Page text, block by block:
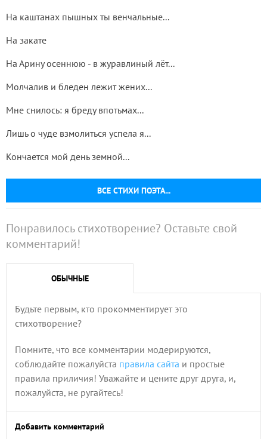
ВСЕ СТИХИ ПОЭТА...
На каштанах пышных ты венчальные...
На закате
На Арину осеннюю - в журавлиный лёт...
Молчалив и бледен лежит жених...
Мне снилось: я бреду впотьмах...
Лишь о чуде взмолиться успела я...
Кончается мой день земной...
Понравилось стихотворение? Оставьте свой
комментарий!
ОБЫЧНЫЕ
Будьте первым, кто прокомментирует это
стихотворение?
Помните, что все комментарии модерируются,
соблюдайте пожалуйста правила сайта и простые
правила приличия! Уважайте и цените друг друга, и,
пожалуйста, не ругайтесь!
Добавить комментарий